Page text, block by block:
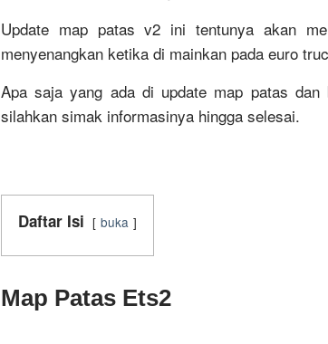
Update map patas v2 ini tentunya akan
menyenangkan ketika di mainkan pada euro
Apa saja yang ada di update map patas dan
silahkan simak informasinya hingga selesai.
Daftar Isi buka
Map Patas Ets2